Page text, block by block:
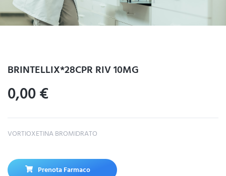
BRINTELLIX*28CPR RIV 10MG
0,00€
VORTIOXETINA BROMIDRATO
Prenota Farmaco